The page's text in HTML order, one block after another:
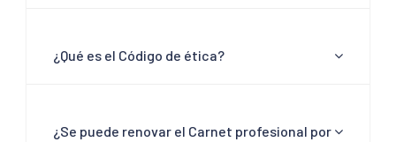
¿Qué es el Código de ética?
¿Se puede renovar el Carnet profesional por